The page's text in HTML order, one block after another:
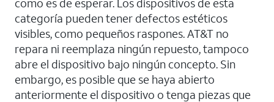
como es de esperar. Los dispositivos de esta
categoría pueden tener defectos estéticos
visibles, como pequeños raspones. AT&T no
repara ni reemplaza ningún repuesto, tampoco
abre el dispositivo bajo ningún concepto. Sin
embargo, es posible que se haya abierto
anteriormente el dispositivo o tenga piezas que